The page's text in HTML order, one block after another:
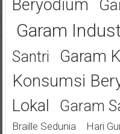
Beryodium
Garam
Santri
Garam
Konsumsi
Lokal
Garam
Braille Sedunia
Hari